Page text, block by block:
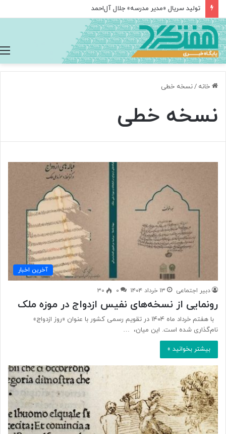
تولید سریال «مدیر مدرسه» جلال آل‌احمد
خانه /نسخه خطی
نسخه خطی
آخرین اخبار
دبیر اجتماعی ۱۳ خرداد ۱۴۰۴ ۰ ۳۰
رونمایی از نسخه‌های نفیس ازدواج در موزه ملک
با هفتم خرداد ماه ۱۴۰۴ در تقویم رسمی کشور با عنوان «روز ازدواج»
نام‌گذاری شده است. این‌ میان، …
بیشتر بخوانید »